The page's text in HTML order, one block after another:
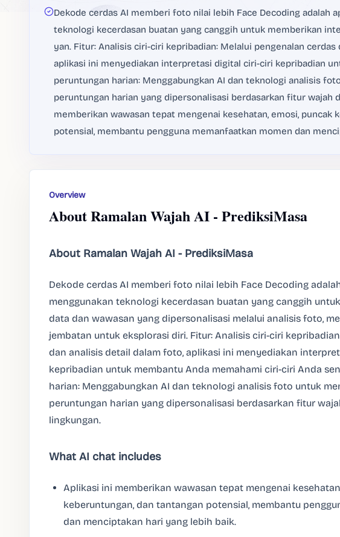
Dekode cerdas AI memberi foto nilai lebih Face Decoding adalah
teknologi kecerdasan buatan yang canggih untuk memberikan
yan. Fitur: Analisis ciri-ciri kepribadian: Melalui pengenalan
aplikasi ini menyediakan interpretasi digital ciri-ciri kepribadian
peruntungan harian: Menggabungkan AI dan teknologi analisis
peruntungan harian yang dipersonalisasi berdasarkan fitur wajah
memberikan wawasan tepat mengenai kesehatan, emosi, puncak
potensial, membantu pengguna memanfaatkan momen dan
Overview
About Ramalan Wajah AI - PrediksiMasa
About Ramalan Wajah AI - PrediksiMasa
Dekode cerdas AI memberi foto nilai lebih Face Decoding
menggunakan teknologi kecerdasan buatan yang canggih
data dan wawasan yang dipersonalisasi melalui analisis foto,
jembatan untuk eksplorasi diri. Fitur: Analisis ciri-ciri
dan analisis detail dalam foto, aplikasi ini menyediakan
kepribadian untuk membantu Anda memahami ciri-ciri Anda
harian: Menggabungkan AI dan teknologi analisis foto untuk
peruntungan harian yang dipersonalisasi berdasarkan fitur
lingkungan.
What AI chat includes
Aplikasi ini memberikan wawasan tepat mengenai
keberuntungan, dan tantangan potensial, membantu
dan menciptakan hari yang lebih baik.